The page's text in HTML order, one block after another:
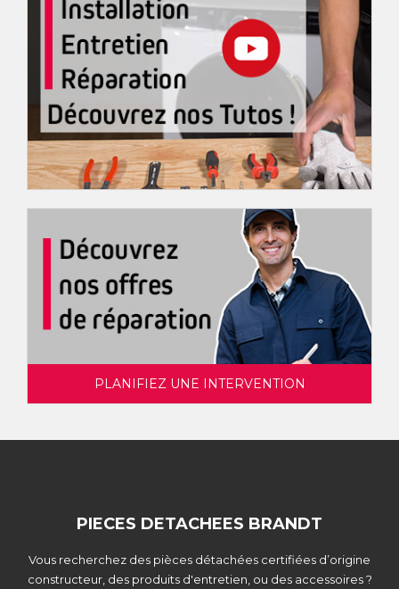
PLANIFIEZ UNE INTERVENTION
PIECES DETACHEES BRANDT
Vous recherchez des pièces détachées certifiées d’origine
constructeur, des produits d'entretien, ou des accessoires ?